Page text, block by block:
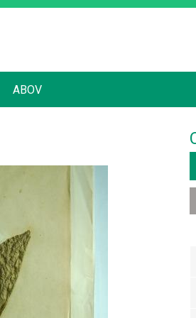
ABOV